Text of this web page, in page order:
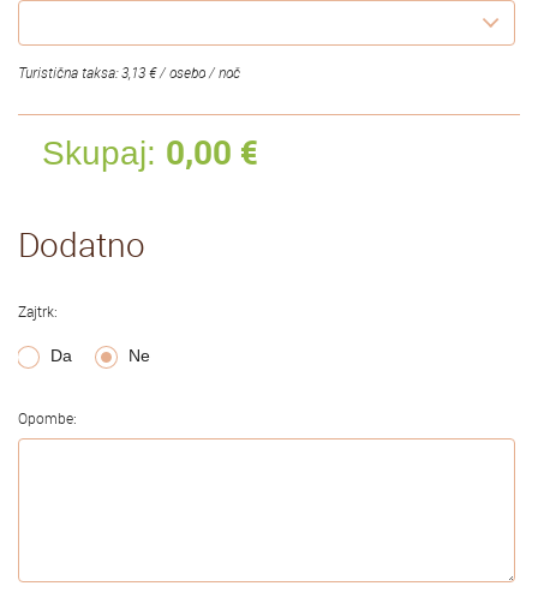
Turistična taksa: 3,13 € / osebo / noč
Skupaj: 0,00 €
Dodatno
Zajtrk:
Da Ne
Opombe: